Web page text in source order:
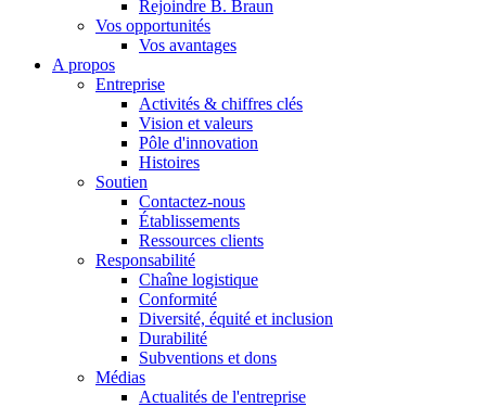
Rejoindre B. Braun
Vos opportunités
Vos avantages
A propos
Entreprise
Activités & chiffres clés
Vision et valeurs
Pôle d'innovation
Histoires
Soutien
Contactez-nous
Établissements
Ressources clients
Responsabilité
Chaîne logistique
Conformité
Diversité, équité et inclusion
Durabilité
Subventions et dons
Médias
Actualités de l'entreprise